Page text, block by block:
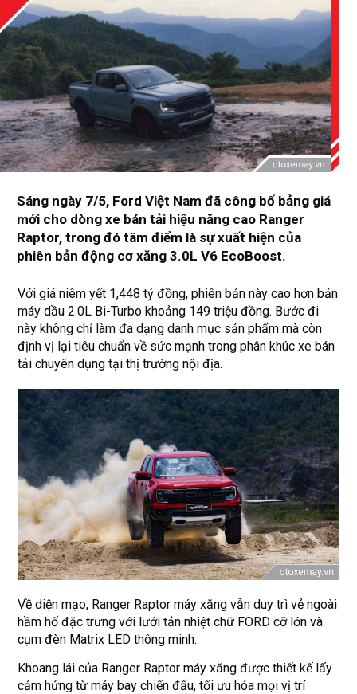
Sáng ngày 7/5, Ford Việt Nam đã công bố bảng giá
mới cho dòng xe bán tải hiệu năng cao Ranger
Raptor, trong đó tâm điểm là sự xuất hiện của
phiên bản động cơ xăng 3.0L V6 EcoBoost.
Với giá niêm yết 1,448 tỷ đồng, phiên bản này cao hơn bản
máy dầu 2.0L Bi-Turbo khoảng 149 triệu đồng. Bước đi
này không chỉ làm đa dạng danh mục sản phẩm mà còn
định vị lại tiêu chuẩn về sức mạnh trong phân khúc xe bán
tải chuyên dụng tại thị trường nội địa.
Về diện mạo, Ranger Raptor máy xăng vẫn duy trì vẻ ngoài
hầm hố đặc trưng với lưới tản nhiệt chữ FORD cỡ lớn và
cụm đèn Matrix LED thông minh.
Khoang lái của Ranger Raptor máy xăng được thiết kế lấy
cảm hứng từ máy bay chiến đấu, tối ưu hóa mọi vị trí